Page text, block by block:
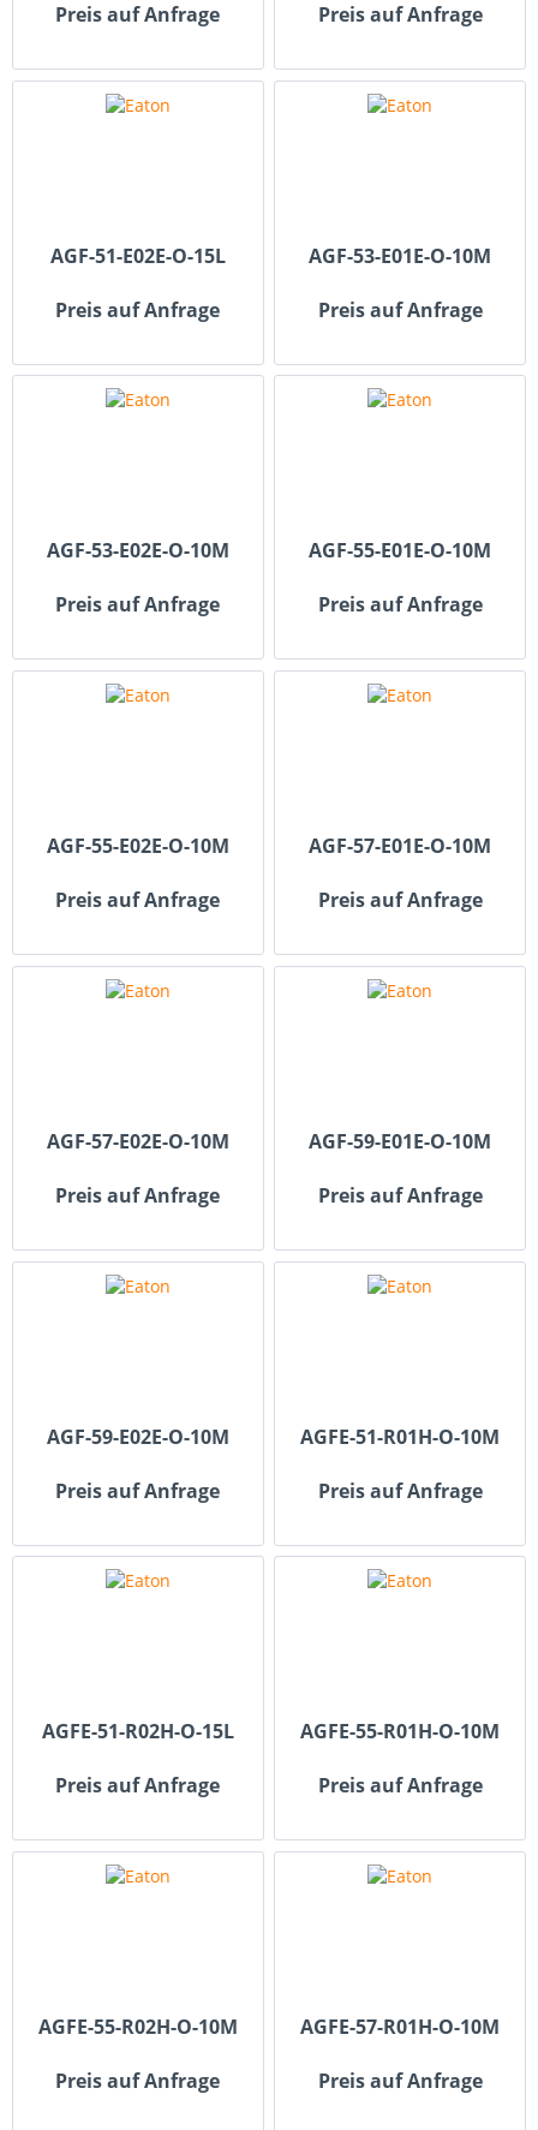
Preis auf Anfrage
Preis auf Anfrage
AGF-51-E02E-O-15L
Preis auf Anfrage
AGF-53-E01E-O-10M
Preis auf Anfrage
AGF-53-E02E-O-10M
Preis auf Anfrage
AGF-55-E01E-O-10M
Preis auf Anfrage
AGF-55-E02E-O-10M
Preis auf Anfrage
AGF-57-E01E-O-10M
Preis auf Anfrage
AGF-57-E02E-O-10M
Preis auf Anfrage
AGF-59-E01E-O-10M
Preis auf Anfrage
AGF-59-E02E-O-10M
Preis auf Anfrage
AGFE-51-R01H-O-10M
Preis auf Anfrage
AGFE-51-R02H-O-15L
Preis auf Anfrage
AGFE-55-R01H-O-10M
Preis auf Anfrage
AGFE-55-R02H-O-10M
Preis auf Anfrage
AGFE-57-R01H-O-10M
Preis auf Anfrage